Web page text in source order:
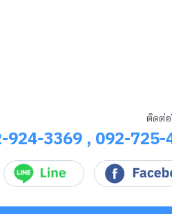
ติดต่อ
924-3369, 092-725-